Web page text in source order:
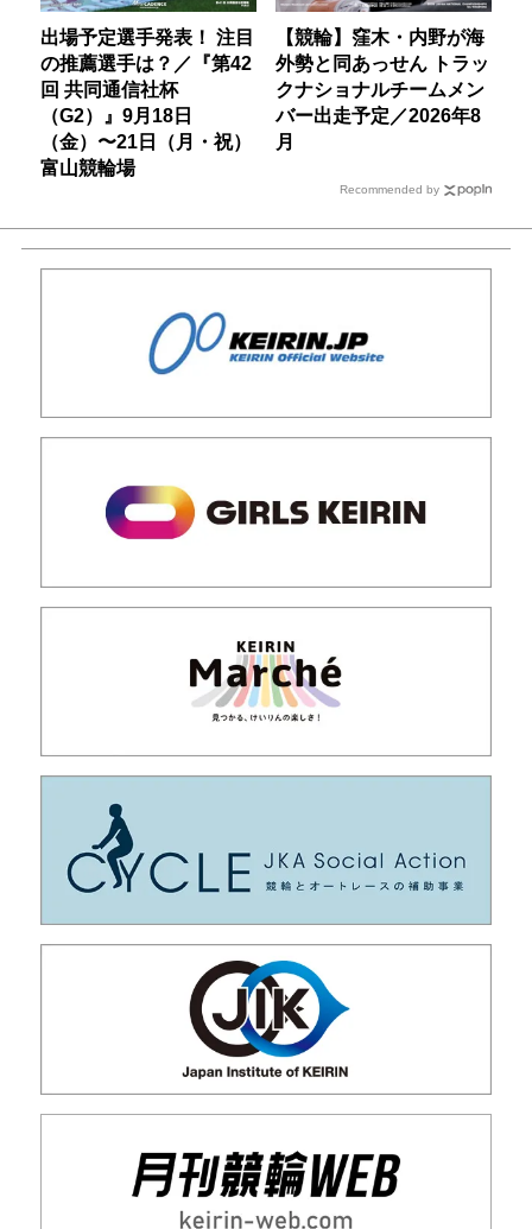
出場予定選手発表！ 注目
の推薦選手は？／『第42
回 共同通信社杯
（G2）』9月18日
（金）〜21日（月・祝）
富山競輪場
【競輪】窪木・内野が海
外勢と同あっせん トラッ
クナショナルチームメン
バー出走予定／2026年8
月
Recommended by